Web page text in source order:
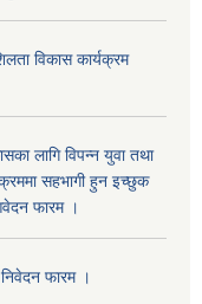
विकास कार्यक्रम
लागि विपन्न युवा तथा
सहभागी हुन इच्छुक
फारम ।
निवेदन फारम ।